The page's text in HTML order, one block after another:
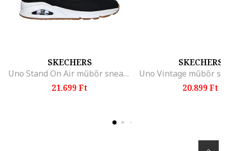
SKECHERS
Uno Stand On Air műbőr sneaker
21.699 Ft
SKECHERS
20.899 Ft